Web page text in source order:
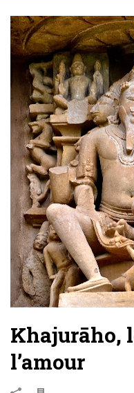
Khajurāho,
l’amour